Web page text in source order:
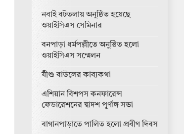
নবাই বটতলায় অনুষ্ঠিত হয়েছে
ওয়াইসিএস সেমিনার
বনপাড়া ধর্মপল্লীতে অনুষ্ঠিত হলো
ওয়াইসিএস সম্মেলন
যীশু বাউলের কাব্যকথা
এশিয়ান বিশপস কনফারেন্স
ফেডারেশনের দ্বাদশ পূর্ণাঙ্গ সভা
বাগানপাড়াতে পালিত হলো প্রবীণ দিবস